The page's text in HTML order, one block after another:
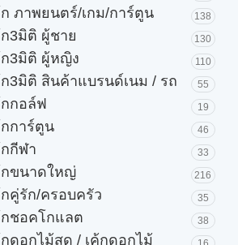
ก ภาพยนตร์/เกม/การ์ตูน 138
ก3มิติ ผู้ชาย 130
ก3มิติ ผู้หญิง 110
ก3มิติ สินค้าแบรนด์เนม / รถ 55
กกอล์ฟ 19
กการ์ตูน 46
กกีฬา 33
กขนาดใหญ่ 216
กคู่รัก/ครอบครัว 35
กชอคโกแลต 38
กดอกไม้สด / เค้กดอกไม้